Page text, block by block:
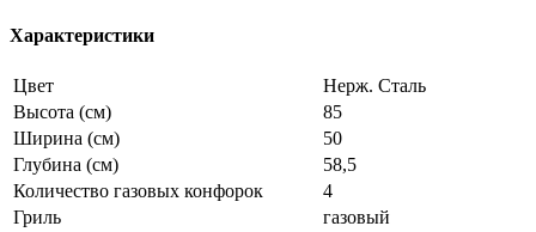
Характеристики
Цвет
Нерж. Сталь
Высота (см)
85
Ширина (см)
50
Глубина (см)
58,5
Количество газовых конфорок
4
Гриль
газовый